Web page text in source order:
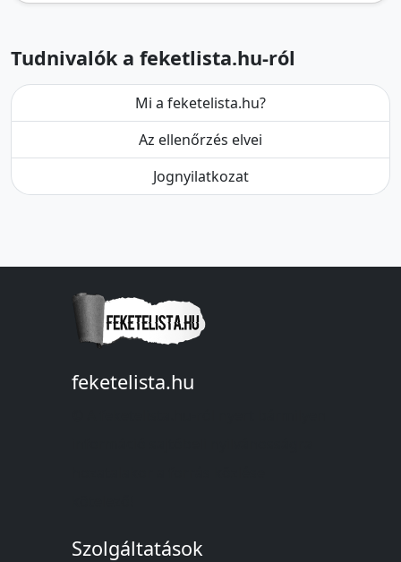
Tudnivalók a feketlista.hu-ról
Mi a feketelista.hu?
Az ellenőrzés elvei
Jognyilatkozat
feketelista.hu
Szolgáltatások